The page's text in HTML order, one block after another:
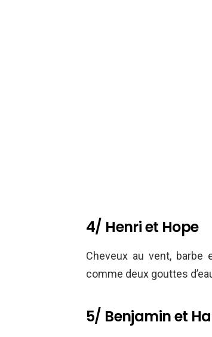
4/ Henri et Hope
Cheveux au vent,
comme deux gouttes
5/ Benjamin et